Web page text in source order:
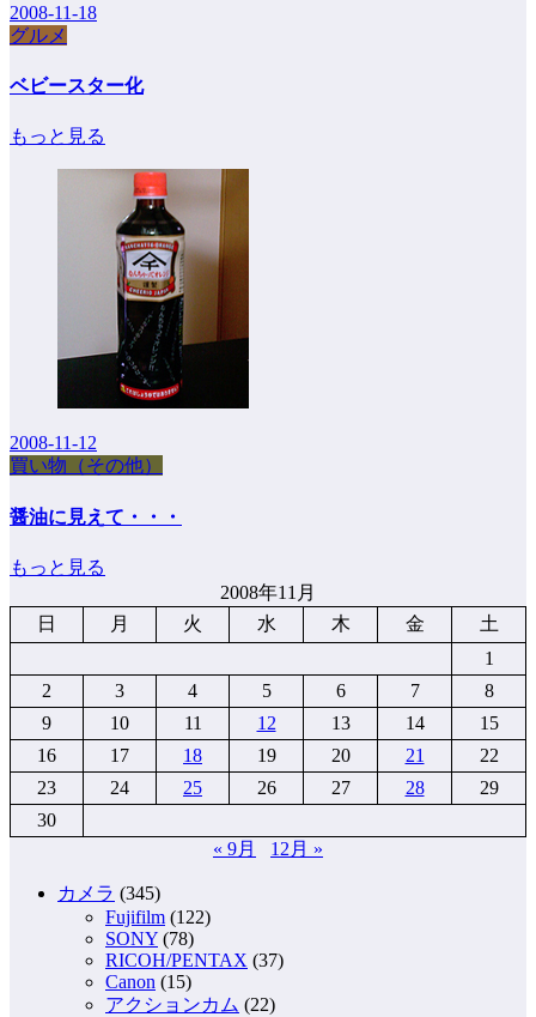
2008-11-18
グルメ
ベビースター化
もっと見る
2008-11-12
買い物（その他）
醤油に見えて・・・
もっと見る
2008年11月
日
月 火 水 木 金
土
1
2
3 4 5 6 7
8
9
10 11 12 13 14
15
16
17 18 19 20 21
22
23
24 25 26 27 28
29
30
« 9月
12月 »
カメラ (345)
Fujifilm (122)
SONY (78)
RICOH/PENTAX (37)
Canon (15)
アクションカム (22)